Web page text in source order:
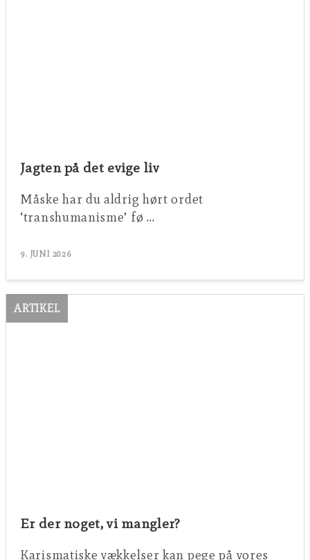
Jagten på det evige liv
Måske har du aldrig hørt ordet
‘transhumanisme’ fø …
9. JUNI 2026
ARTIKEL
Er der noget, vi mangler?
Karismatiske vækkelser kan pege på vores